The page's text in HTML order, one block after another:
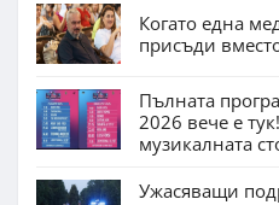
Когато една
присъди
Пълната
2026 вече е
музикалната
Ужасяващи